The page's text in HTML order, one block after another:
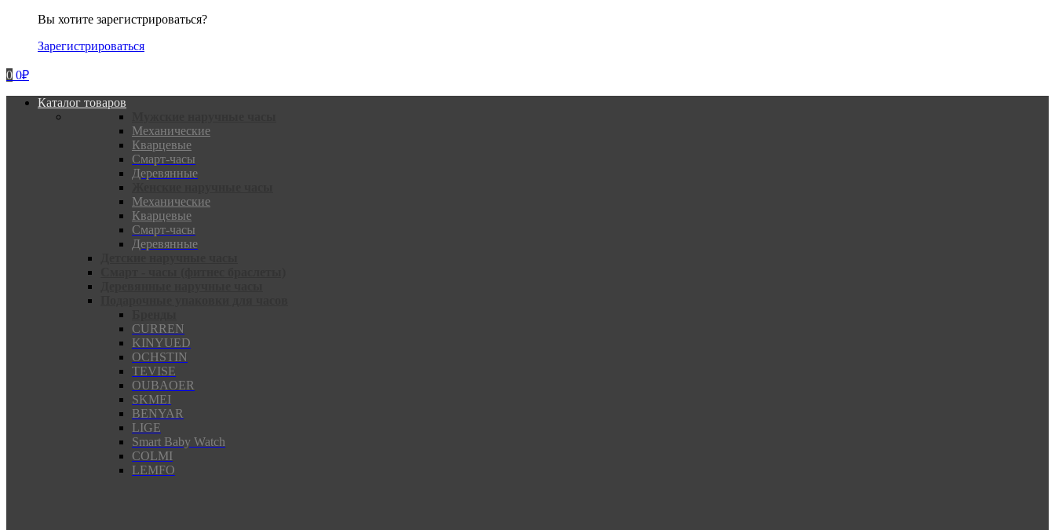
Вы хотите зарегистрироваться?
Зарегистрироваться
0 0₽
Каталог товаров
Механические
Кварцевые
Смарт-часы
Деревянные
Механические
Кварцевые
Смарт-часы
Деревянные
CURREN
KINYUED
OCHSTIN
TEVISE
OUBAOER
SKMEI
BENYAR
LIGE
Smart Baby Watch
COLMI
LEMFO